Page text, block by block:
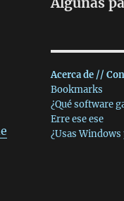
Acerca de //
Bookmarks
¿Qué software
Erre ese ese
¿Usas